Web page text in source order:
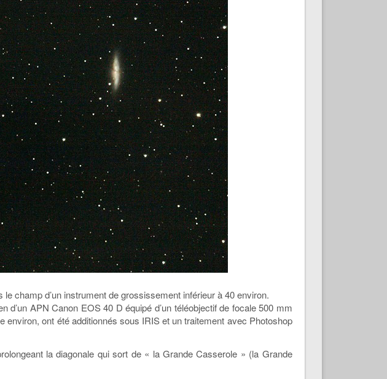
champ d’un instrument de grossissement inférieur à 40 environ.
APN Canon EOS 40 D équipé d’un téléobjectif de focale 500 mm
ont été additionnés sous IRIS et un traitement avec Photoshop
la diagonale qui sort de « la Grande Casserole » (la Grande